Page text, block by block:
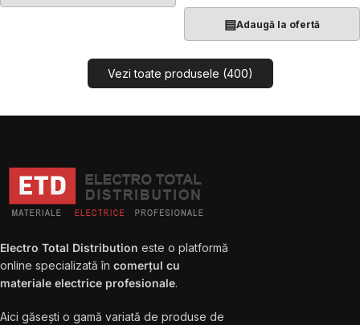
▤Adaugă la ofertă
Vezi toate produsele (400)
Electro Total Distribution este o platformă
online specializată în comerțul cu
materiale electrice profesionale.
Aici găsești o gamă variată de produse de